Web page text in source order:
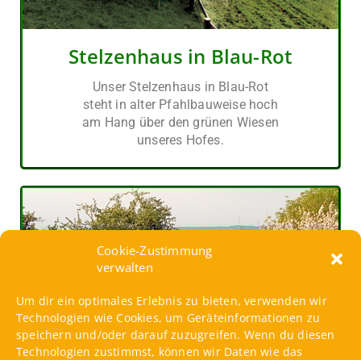
Cookie-Zustimmung
verwalten
Um dir ein optimales Erlebnis zu bieten, verwenden wir
Technologien wie Cookies, um Geräteinformationen zu
speichern und/oder darauf zuzugreifen. Wenn du diesen
Technologien zustimmst, können wir Daten wie das
Stelzenhaus in Blau-Rot
Unser Stelzenhaus in Blau-Rot
steht in alter Pfahlbauweise hoch
am Hang über den grünen Wiesen
unseres Hofes.